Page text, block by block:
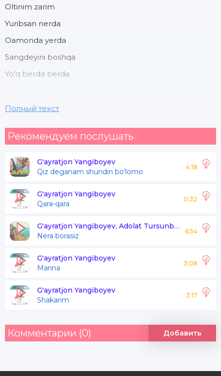
Oltinim zarim
Yuribsan nerda
Oamonda yerda
Sangdeyini boshqa
Yo'q berda berda
Mani asalim
Mani go'zalim
Oltinim zarim
Yuribsan nerda
Oamonda yerda
Sangdeyini boshqa
Yo'q berda berda
Boraman nerlarda bo'lsang
Man topaman
O't bo'lib yonaman
Полный текст
Рекомендуем послушать
G'ayratjon Yangiboyev
Qiz deganam shundin bo'lomo
4:18
G'ayratjon Yangiboyev
Qara-qara
0:32
G'ayratjon Yangiboyev, Adolat Tursunboyeva
Nera borasiz
6:54
G'ayratjon Yangiboyev
Marina
3:08
G'ayratjon Yangiboyev
Shakarim
3:17
Комментарии (0) Добавить